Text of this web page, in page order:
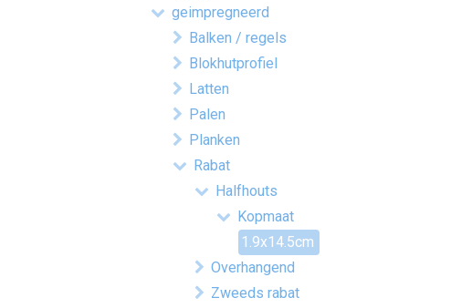
geimpregneerd
Balken / regels
Blokhutprofiel
Latten
Palen
Planken
Rabat
Halfhouts
Kopmaat
1.9x14.5cm
Overhangend
Zweeds rabat